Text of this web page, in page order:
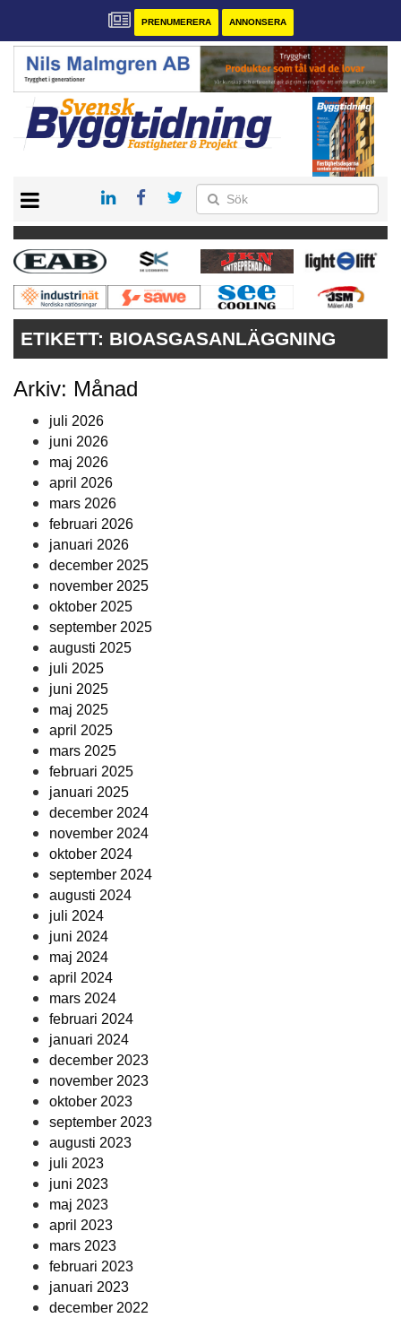
PRENUMERERA ANNONSERA
PRENUMERERA
VÅRA ANDRA MAGASIN
ANNONSERA
KONTAKT
ETIKETT: BIOASGASANLÄGGNING
Arkiv: Månad
juli 2026
juni 2026
maj 2026
april 2026
mars 2026
februari 2026
januari 2026
december 2025
november 2025
oktober 2025
september 2025
augusti 2025
juli 2025
juni 2025
maj 2025
april 2025
mars 2025
februari 2025
januari 2025
december 2024
november 2024
oktober 2024
september 2024
augusti 2024
juli 2024
juni 2024
maj 2024
april 2024
mars 2024
februari 2024
januari 2024
december 2023
november 2023
oktober 2023
september 2023
augusti 2023
juli 2023
juni 2023
maj 2023
april 2023
mars 2023
februari 2023
januari 2023
december 2022